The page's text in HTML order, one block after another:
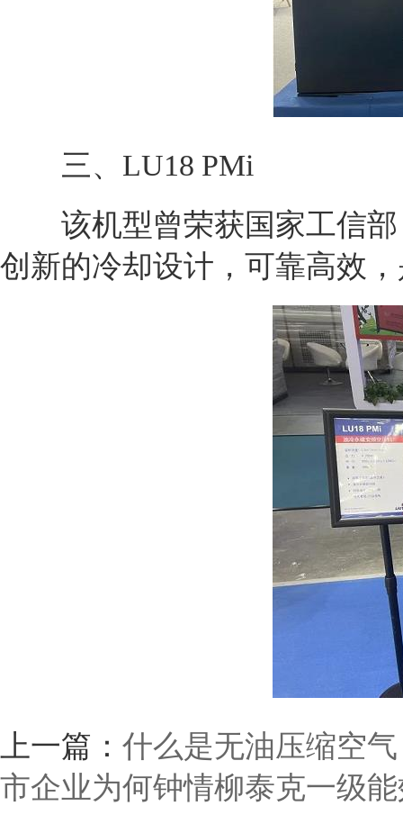
三、LU18 PMi
该机型曾荣获国家工信部
创新的冷却设计，可靠高效
上一篇： 什么是无油压缩空
市企业为何钟情柳泰克一级